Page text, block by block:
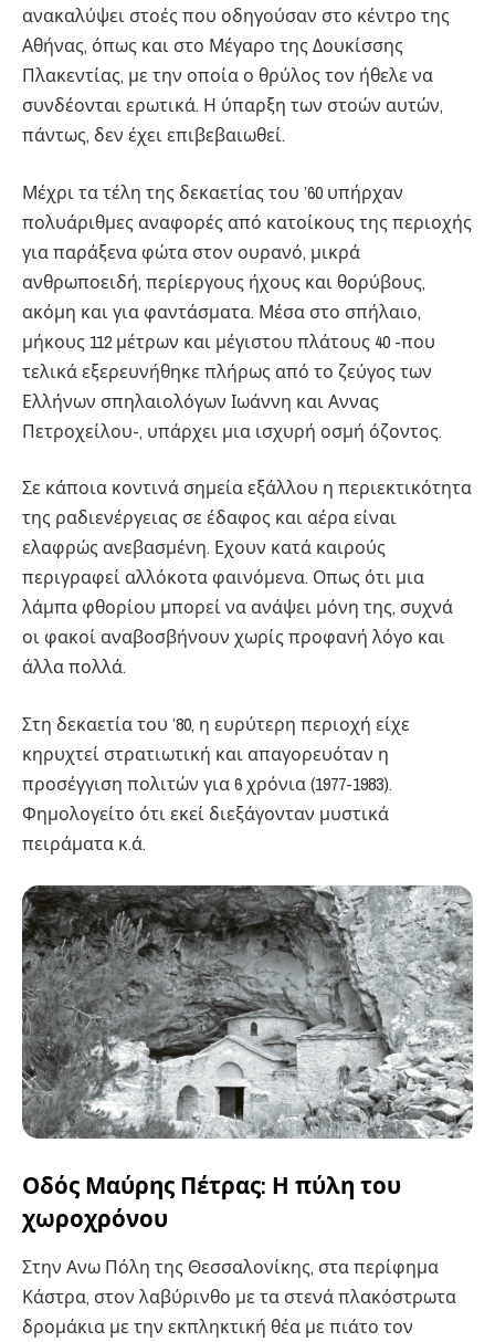
ανακαλύψει στοές που οδηγούσαν στο κέντρο της
Αθήνας, όπως και στο Μέγαρο της Δουκίσσης
Πλακεντίας, με την οποία ο θρύλος τον ήθελε να
συνδέονται ερωτικά. Η ύπαρξη των στοών αυτών,
πάντως, δεν έχει επιβεβαιωθεί.
Μέχρι τα τέλη της δεκαετίας του ’60 υπήρχαν
πολυάριθμες αναφορές από κατοίκους της περιοχής
για παράξενα φώτα στον ουρανό, μικρά
ανθρωποειδή, περίεργους ήχους και θορύβους,
ακόμη και για φαντάσματα. Μέσα στο σπήλαιο,
μήκους 112 μέτρων και μέγιστου πλάτους 40 -που
τελικά εξερευνήθηκε πλήρως από το ζεύγος των
Ελλήνων σπηλαιολόγων Ιωάννη και Αννας
Πετροχείλου-, υπάρχει μια ισχυρή οσμή όζοντος.
Σε κάποια κοντινά σημεία εξάλλου η περιεκτικότητα
της ραδιενέργειας σε έδαφος και αέρα είναι
ελαφρώς ανεβασμένη. Εχουν κατά καιρούς
περιγραφεί αλλόκοτα φαινόμενα. Οπως ότι μια
λάμπα φθορίου μπορεί να ανάψει μόνη της, συχνά
οι φακοί αναβοσβήνουν χωρίς προφανή λόγο και
άλλα πολλά.
Στη δεκαετία του ’80, η ευρύτερη περιοχή είχε
κηρυχτεί στρατιωτική και απαγορευόταν η
προσέγγιση πολιτών για 6 χρόνια (1977-1983).
Φημολογείτο ότι εκεί διεξάγονταν μυστικά
πειράματα κ.ά.
Οδός Μαύρης Πέτρας: Η πύλη του
χωροχρόνου
Στην Ανω Πόλη της Θεσσαλονίκης, στα περίφημα
Κάστρα, στον λαβύρινθο με τα στενά πλακόστρωτα
δρομάκια με την εκπληκτική θέα με πιάτο τον